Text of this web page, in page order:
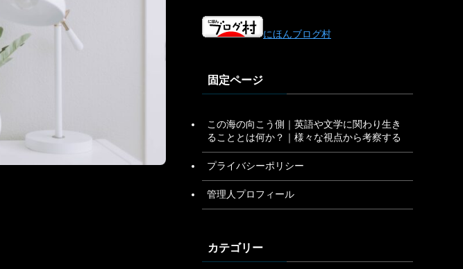
にほんブログ村
固定ページ
この海の向こう側｜英語や文学に関わり生き
ることとは何か？｜様々な視点から考察する
プライバシーポリシー
管理人プロフィール
カテゴリー